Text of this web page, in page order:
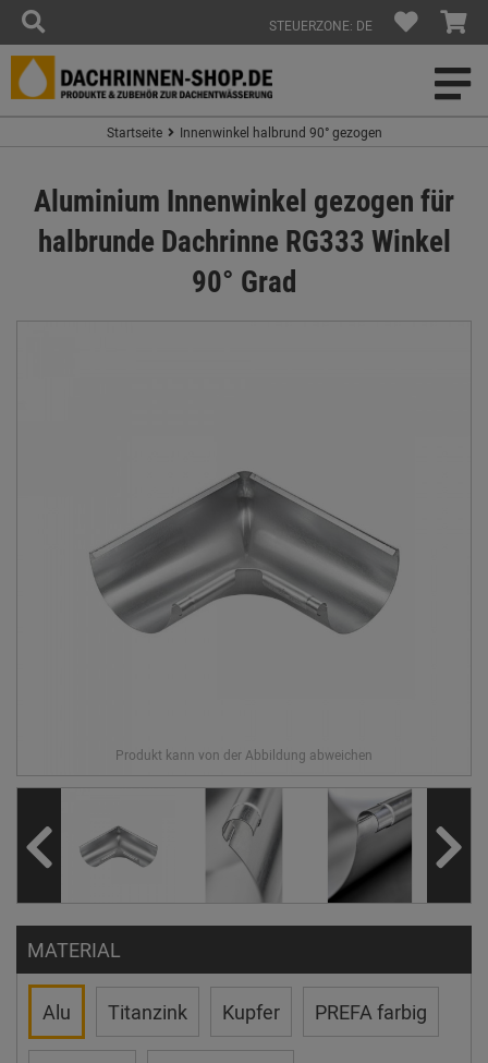
STEUERZONE: DE
Startseite Innenwinkel halbrund 90° gezogen
Aluminium Innenwinkel gezogen für
halbrunde Dachrinne RG333 Winkel
90° Grad
MATERIAL
Alu Titanzink Kupfer PREFA farbig